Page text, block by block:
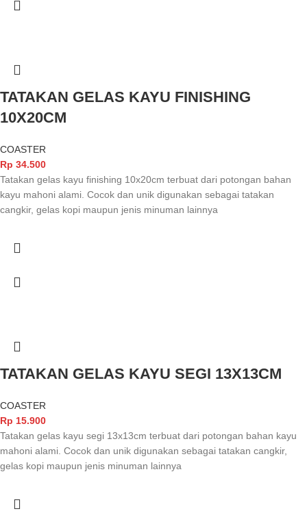
TATAKAN GELAS KAYU FINISHING
10X20CM
COASTER
Rp 34.500
Tatakan gelas kayu finishing 10x20cm terbuat dari potongan bahan
kayu mahoni alami. Cocok dan unik digunakan sebagai tatakan
cangkir, gelas kopi maupun jenis minuman lainnya
TATAKAN GELAS KAYU SEGI 13X13CM
COASTER
Rp 15.900
Tatakan gelas kayu segi 13x13cm terbuat dari potongan bahan kayu
mahoni alami. Cocok dan unik digunakan sebagai tatakan cangkir,
gelas kopi maupun jenis minuman lainnya